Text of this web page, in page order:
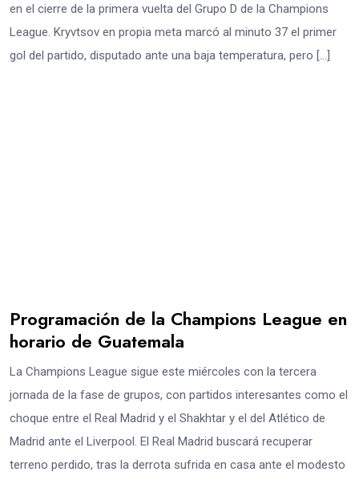
en el cierre de la primera vuelta del Grupo D de la Champions
League. Kryvtsov en propia meta marcó al minuto 37 el primer
gol del partido, disputado ante una baja temperatura, pero […]
Programación de la Champions League en
horario de Guatemala
La Champions League sigue este miércoles con la tercera
jornada de la fase de grupos, con partidos interesantes como el
choque entre el Real Madrid y el Shakhtar y el del Atlético de
Madrid ante el Liverpool. El Real Madrid buscará recuperar
terreno perdido, tras la derrota sufrida en casa ante el modesto